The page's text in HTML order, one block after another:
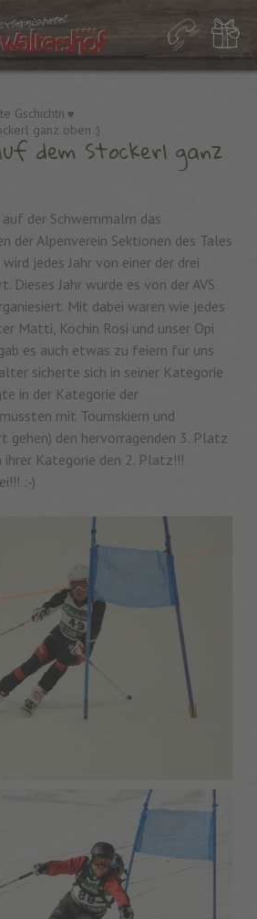
Gschichtn
ganz oben :)
dem Stockerl ganz
der Schwemmalm das
der Alpenverein Sektionen des Tales
jedes Jahr von einer der drei
Dieses Jahr wurde es von der AVS
Mit dabei waren wie jedes
Matti, Köchin Rosi und unser Opi
es auch etwas zu feiern für uns
sicherte sich in seiner Kategorie
in der Kategorie der
mit Tournskiern und
gehen) den hervorragenden 3. Platz
ihrer Kategorie den 2. Platz!!!
:-)